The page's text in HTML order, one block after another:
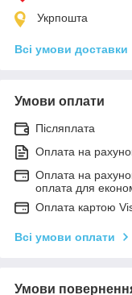
Укрпошта
Всі умови доставки
Умови оплати
Післяплата
Оплата на
Оплата на
оплата для
Оплата картою
Всі умови оплати
Умови